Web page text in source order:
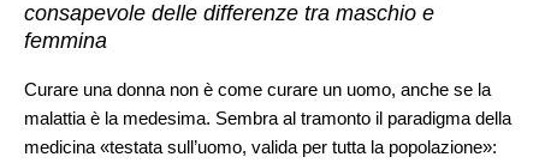
consapevole delle differenze tra maschio e
femmina
Curare una donna non è come curare un uomo, anche se la
malattia è la medesima. Sembra al tramonto il paradigma della
medicina «testata sull’uomo, valida per tutta la popolazione»: